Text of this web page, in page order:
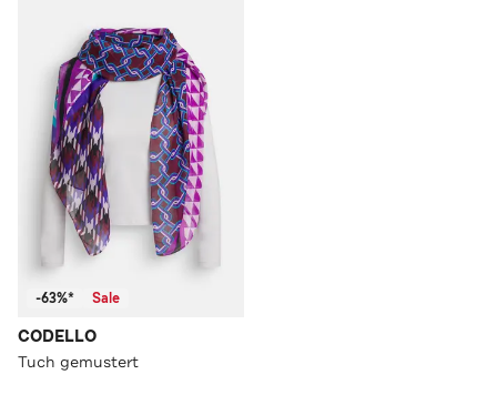
-63%* Sale
CODELLO
Tuch gemustert